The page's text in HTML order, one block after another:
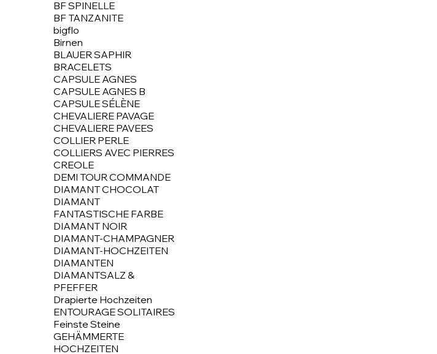
BF SPINELLE
BF TANZANITE
bigflo
Birnen
BLAUER SAPHIR
BRACELETS
CAPSULE AGNES
CAPSULE AGNES B
CAPSULE SÉLÈNE
CHEVALIERE PAVAGE
CHEVALIERE PAVEES
COLLIER PERLE
COLLIERS AVEC PIERRES
CREOLE
DEMI TOUR COMMANDE
DIAMANT CHOCOLAT
DIAMANT
FANTASTISCHE FARBE
DIAMANT NOIR
DIAMANT-CHAMPAGNER
DIAMANT-HOCHZEITEN
DIAMANTEN
DIAMANTSALZ &
PFEFFER
Drapierte Hochzeiten
ENTOURAGE SOLITAIRES
Feinste Steine
GEHÄMMERTE
HOCHZEITEN